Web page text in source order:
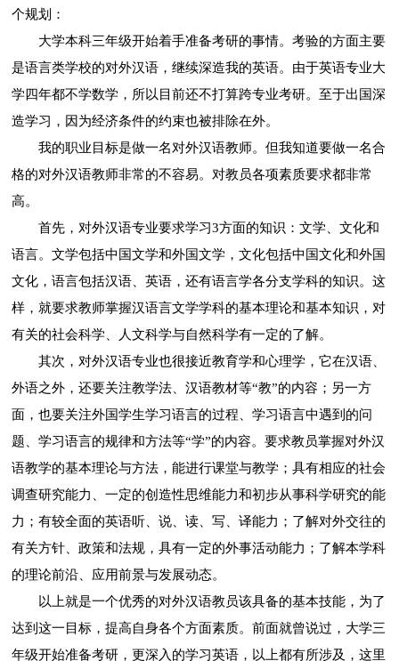
个规划：
大学本科三年级开始着手准备考研的事情。考验的方面主要
是语言类学校的对外汉语，继续深造我的英语。由于英语专业大
学四年都不学数学，所以目前还不打算跨专业考研。至于出国深
造学习，因为经济条件的约束也被排除在外。
我的职业目标是做一名对外汉语教师。但我知道要做一名合
格的对外汉语教师非常的不容易。对教员各项素质要求都非常
高。
首先，对外汉语专业要求学习3方面的知识：文学、文化和
语言。文学包括中国文学和外国文学，文化包括中国文化和外国
文化，语言包括汉语、英语，还有语言学各分支学科的知识。这
样，就要求教师掌握汉语言文学学科的基本理论和基本知识，对
有关的社会科学、人文科学与自然科学有一定的了解。
其次，对外汉语专业也很接近教育学和心理学，它在汉语、
外语之外，还要关注教学法、汉语教材等“教”的内容；另一方
面，也要关注外国学生学习语言的过程、学习语言中遇到的问
题、学习语言的规律和方法等“学”的内容。要求教员掌握对外汉
语教学的基本理论与方法，能进行课堂与教学；具有相应的社会
调查研究能力、一定的创造性思维能力和初步从事科学研究的能
力；有较全面的英语听、说、读、写、译能力；了解对外交往的
有关方针、政策和法规，具有一定的外事活动能力；了解本学科
的理论前沿、应用前景与发展动态。
以上就是一个优秀的对外汉语教员该具备的基本技能，为了
达到这一目标，提高自身各个方面素质。前面就曾说过，大学三
年级开始准备考研，更深入的学习英语，以上都有所涉及，这里